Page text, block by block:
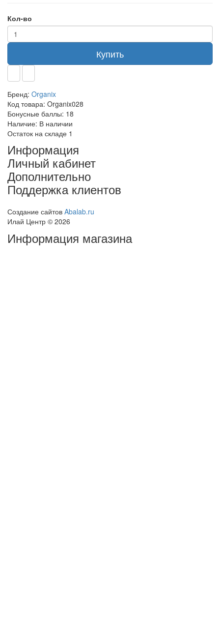
Кол-во
Купить
Бренд: Organix
Код товара: Organix028
Бонусные баллы: 18
Наличие: В наличии
Остаток на складе 1
Информация
Личный кабинет
Дополнительно
Поддержка клиентов
Создание сайтов Abalab.ru
Илай Центр © 2026
Информация магазина